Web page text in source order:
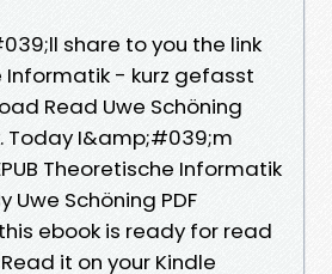
share to you the link
Informatik - kurz gefasst
Read Uwe Schöning
Today I&amp;#039;m
Theoretische Informatik
Uwe Schöning PDF
ebook is ready for read
it on your Kindle